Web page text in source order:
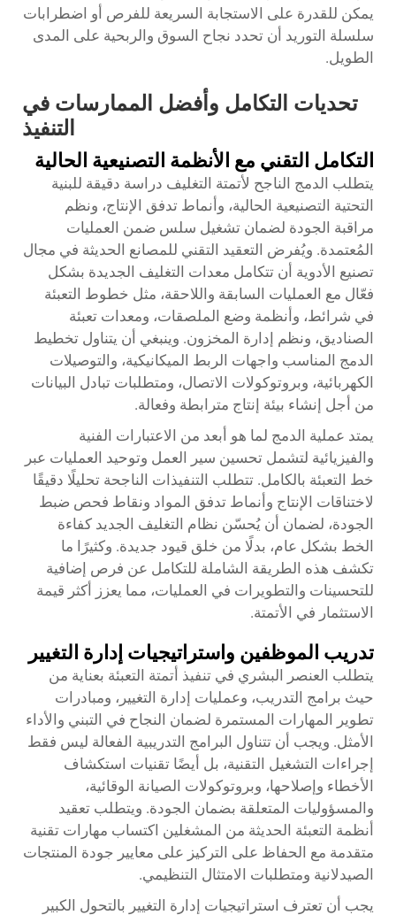
يمكن للقدرة على الاستجابة السريعة للفرص أو اضطرابات
سلسلة التوريد أن تحدد نجاح السوق والربحية على المدى
الطويل.
تحديات التكامل وأفضل الممارسات في
التنفيذ
التكامل التقني مع الأنظمة التصنيعية الحالية
يتطلب الدمج الناجح لأتمتة التغليف دراسة دقيقة للبنية
التحتية التصنيعية الحالية، وأنماط تدفق الإنتاج، ونظم
مراقبة الجودة لضمان تشغيل سلس ضمن العمليات
المُعتمدة. ويُفرض التعقيد التقني للمصانع الحديثة في مجال
تصنيع الأدوية أن تتكامل معدات التغليف الجديدة بشكل
فعّال مع العمليات السابقة واللاحقة، مثل خطوط التعبئة
في شرائط، وأنظمة وضع الملصقات، ومعدات تعبئة
الصناديق، ونظم إدارة المخزون. وينبغي أن يتناول تخطيط
الدمج المناسب واجهات الربط الميكانيكية، والتوصيلات
الكهربائية، وبروتوكولات الاتصال، ومتطلبات تبادل البيانات
من أجل إنشاء بيئة إنتاج مترابطة وفعالة.
يمتد عملية الدمج لما هو أبعد من الاعتبارات الفنية
والفيزيائية لتشمل تحسين سير العمل وتوحيد العمليات عبر
خط التعبئة بالكامل. تتطلب التنفيذات الناجحة تحليلًا دقيقًا
لاختناقات الإنتاج وأنماط تدفق المواد ونقاط فحص ضبط
الجودة، لضمان أن يُحسّن نظام التغليف الجديد كفاءة
الخط بشكل عام، بدلًا من خلق قيود جديدة. وكثيرًا ما
تكشف هذه الطريقة الشاملة للتكامل عن فرص إضافية
للتحسينات والتطويرات في العمليات، مما يعزز أكثر قيمة
الاستثمار في الأتمتة.
تدريب الموظفين واستراتيجيات إدارة التغيير
يتطلب العنصر البشري في تنفيذ أتمتة التعبئة بعناية من
حيث برامج التدريب، وعمليات إدارة التغيير، ومبادرات
تطوير المهارات المستمرة لضمان النجاح في التبني والأداء
الأمثل. ويجب أن تتناول البرامج التدريبية الفعالة ليس فقط
إجراءات التشغيل التقنية، بل أيضًا تقنيات استكشاف
الأخطاء وإصلاحها، وبروتوكولات الصيانة الوقائية،
والمسؤوليات المتعلقة بضمان الجودة. ويتطلب تعقيد
أنظمة التعبئة الحديثة من المشغلين اكتساب مهارات تقنية
متقدمة مع الحفاظ على التركيز على معايير جودة المنتجات
الصيدلانية ومتطلبات الامتثال التنظيمي.
يجب أن تعترف استراتيجيات إدارة التغيير بالتحول الكبير